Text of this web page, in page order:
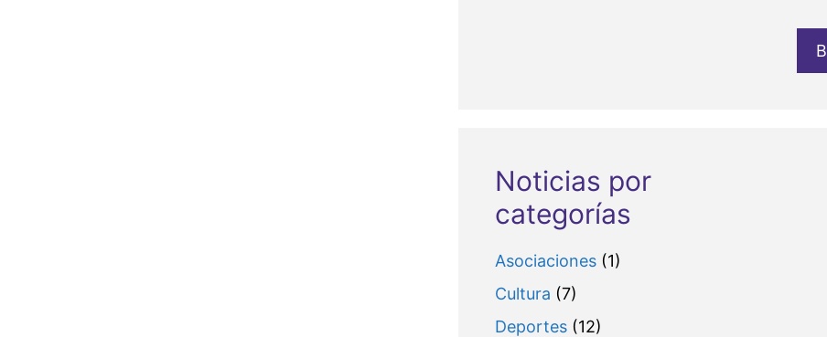
Noticias por
categorías
Asociaciones(1)
Cultura (7)
Deportes(12)